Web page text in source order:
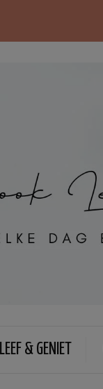
LEEF & GENIET